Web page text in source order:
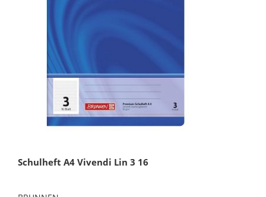
Schulheft A4 Vivendi Lin 3 16